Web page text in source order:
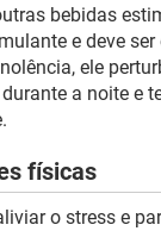
bebidas
e deve
ele
a noite e
físicas
o stress e